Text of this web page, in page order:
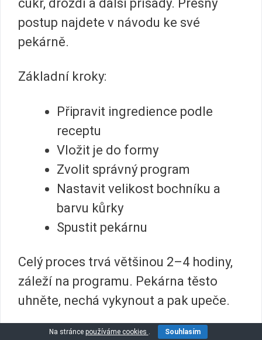
cukr, droždí a další přísady. Přesný
postup najdete v návodu ke své
pekárně.
Základní kroky:
Připravit ingredience podle
receptu
Vložit je do formy
Zvolit správný program
Nastavit velikost bochníku a
barvu kůrky
Spustit pekárnu
Celý proces trvá většinou 2–4 hodiny,
záleží na programu. Pekárna těsto
uhněte, nechá vykynout a pak upeče.
Během prvních 10 minut hnětení je fajn
Na stránce používáme cookies . Souhlasím